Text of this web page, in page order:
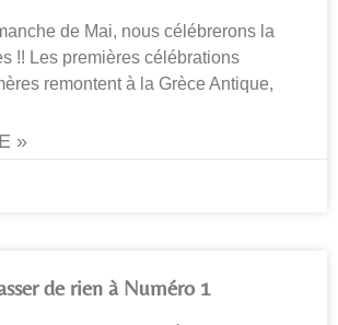
de Mai, nous célébrerons la
!! Les premières célébrations
remontent à la Grèce Antique,
»
de rien à Numéro 1